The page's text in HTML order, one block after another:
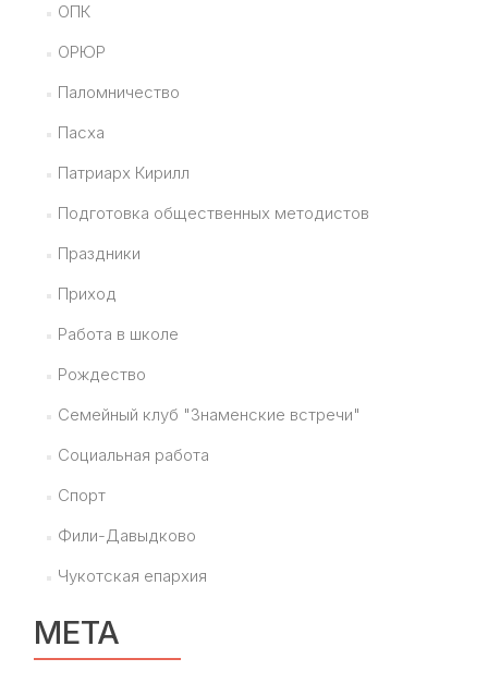
ОПК
ОРЮР
Паломничество
Пасха
Патриарх Кирилл
Подготовка общественных методистов
Праздники
Приход
Работа в школе
Рождество
Семейный клуб "Знаменские встречи"
Социальная работа
Спорт
Фили-Давыдково
Чукотская епархия
МЕТА